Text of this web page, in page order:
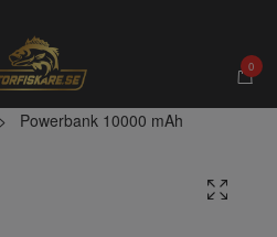
0
Powerbank 10000 mAh